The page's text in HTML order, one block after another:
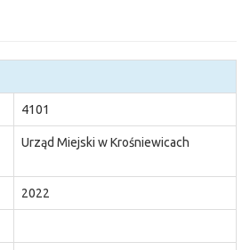
4101
Urząd Miejski w Krośniewicach
2022